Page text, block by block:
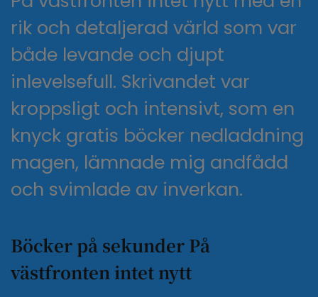
rik och detaljerad värld som var
både levande och djupt
inlevelsefull. Skrivandet var
kroppsligt och intensivt, som en
knyck gratis böcker nedladdning
magen, lämnade mig andfådd
och svimlade av inverkan.
Böcker på sekunder På
västfronten intet nytt